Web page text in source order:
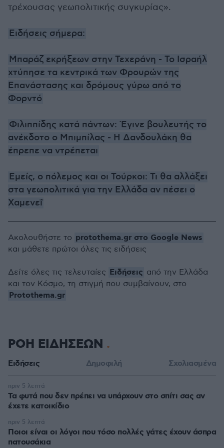
τρέχουσας γεωπολιτικής συγκυρίας».
Ειδήσεις σήμερα:
Μπαράζ εκρήξεων στην Τεχεράνη - Το Ισραήλ
χτύπησε τα κεντρικά των Φρουρών της
Επανάστασης και δρόμους γύρω από το
Φορντό
Φιλιππίδης κατά πάντων: Έγινε βουλευτής το
ανέκδοτο ο Μπιμπίλας - Η Δανδουλάκη θα
έπρεπε να ντρέπεται
Εμείς, ο πόλεμος και οι Τούρκοι: Τι θα αλλάξει
στα γεωπολιτικά για την Ελλάδα αν πέσει ο
Χαμενεΐ
Ακολουθήστε το protothema.gr στο Google News
και μάθετε πρώτοι όλες τις ειδήσεις
Δείτε όλες τις τελευταίες Ειδήσεις από την Ελλάδα
και τον Κόσμο, τη στιγμή που συμβαίνουν, στο
Protothema.gr
ΡΟΗ ΕΙΔΗΣΕΩΝ
Ειδήσεις Δημοφιλή Σχολιασμένα
Τα φυτά που δεν πρέπει να υπάρχουν στο σπίτι σας αν
έχετε κατοικίδιο
πριν 5 λεπτά
Ποιοι είναι οι λόγοι που τόσο πολλές γάτες έχουν άσπρα
πατουσάκια
πριν 5 λεπτά